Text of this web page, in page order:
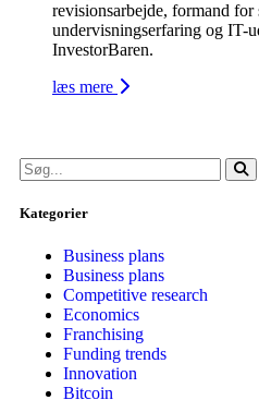
revisionsarbejde, formand
undervisningserfaring og IT-
InvestorBaren.
læs mere
Kategorier
Business plans
Business plans
Competitive research
Economics
Franchising
Funding trends
Innovation
Bitcoin